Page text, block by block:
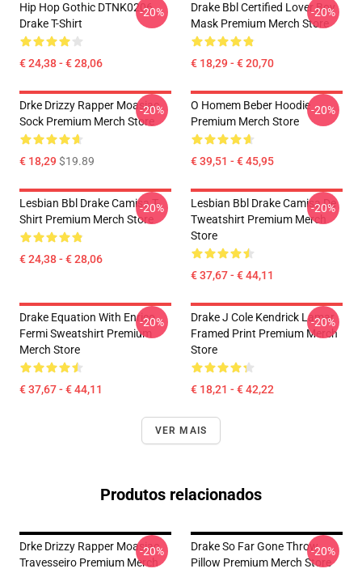
Hip Hop Gothic DTNK0206
Drake T-Shirt
€ 24,38 - € 28,06
-20%
Drake Bbl Certified Lover Boy
Mask Premium Merch Store
€ 18,29 - € 20,70
-20%
Drke Drizzy Rapper Moasiac
Sock Premium Merch Store
€ 18,29$19.89
-20%
O Homem Beber Hoodie
Premium Merch Store
€ 39,51 - € 45,95
-20%
Lesbian Bbl Drake Camisa T-
Shirt Premium Merch Store
€ 24,38 - € 28,06
-20%
Lesbian Bbl Drake Camisa De
Tweatshirt Premium Merch
Store
€ 37,67 - € 44,11
-20%
Drake Equation With Enrico
Fermi Sweatshirt Premium
Merch Store
€ 37,67 - € 44,11
-20%
Drake J Cole Kendrick Lamar
Framed Print Premium Merch
Store
€ 18,21 - € 42,22
-20%
VER MAIS
Produtos relacionados
Drke Drizzy Rapper Moasiac
Travesseiro Premium Merch
-20%
Drake So Far Gone Throw
Pillow Premium Merch Store
-20%